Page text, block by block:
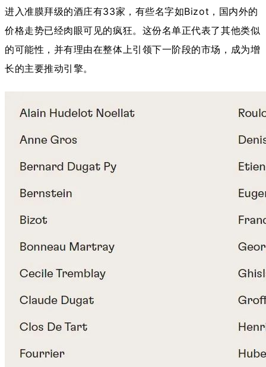
进入准膜拜级的酒庄有33家，有些名字如Bizot，国内外的
价格走势已经肉眼可见的疯狂。这份名单正代表了其他类似
的可能性，并有理由在整体上引领下一阶段的市场，成为增
长的主要推动引擎。